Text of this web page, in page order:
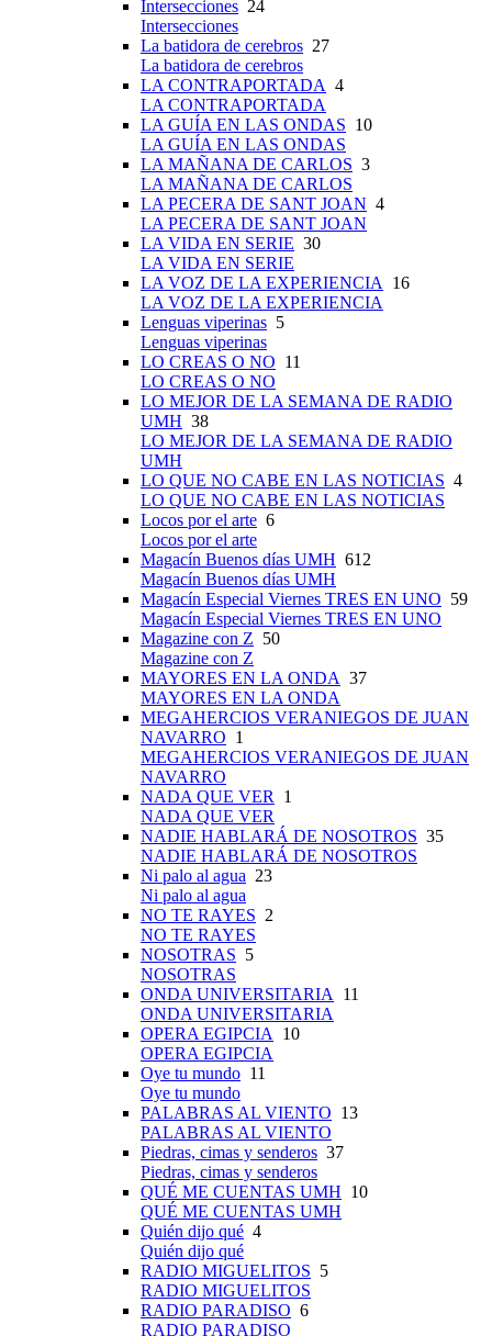
Intersecciones 24
Intersecciones
La batidora de cerebros 27
La batidora de cerebros
LA CONTRAPORTADA 4
LA CONTRAPORTADA
LA GUÍA EN LAS ONDAS 10
LA GUÍA EN LAS ONDAS
LA MAÑANA DE CARLOS 3
LA MAÑANA DE CARLOS
LA PECERA DE SANT JOAN 4
LA PECERA DE SANT JOAN
LA VIDA EN SERIE 30
LA VIDA EN SERIE
LA VOZ DE LA EXPERIENCIA 16
LA VOZ DE LA EXPERIENCIA
Lenguas viperinas 5
Lenguas viperinas
LO CREAS O NO 11
LO CREAS O NO
LO MEJOR DE LA SEMANA DE RADIO
UMH 38
LO MEJOR DE LA SEMANA DE RADIO
UMH
LO QUE NO CABE EN LAS NOTICIAS 4
LO QUE NO CABE EN LAS NOTICIAS
Locos por el arte 6
Locos por el arte
Magacín Buenos días UMH 612
Magacín Buenos días UMH
Magacín Especial Viernes TRES EN UNO 59
Magacín Especial Viernes TRES EN UNO
Magazine con Z 50
Magazine con Z
MAYORES EN LA ONDA 37
MAYORES EN LA ONDA
MEGAHERCIOS VERANIEGOS DE JUAN
NAVARRO 1
MEGAHERCIOS VERANIEGOS DE JUAN
NAVARRO
NADA QUE VER 1
NADA QUE VER
NADIE HABLARÁ DE NOSOTROS 35
NADIE HABLARÁ DE NOSOTROS
Ni palo al agua 23
Ni palo al agua
NO TE RAYES 2
NO TE RAYES
NOSOTRAS 5
NOSOTRAS
ONDA UNIVERSITARIA 11
ONDA UNIVERSITARIA
OPERA EGIPCIA 10
OPERA EGIPCIA
Oye tu mundo 11
Oye tu mundo
PALABRAS AL VIENTO 13
PALABRAS AL VIENTO
Piedras, cimas y senderos 37
Piedras, cimas y senderos
QUÉ ME CUENTAS UMH 10
QUÉ ME CUENTAS UMH
Quién dijo qué 4
Quién dijo qué
RADIO MIGUELITOS 5
RADIO MIGUELITOS
RADIO PARADISO 6
RADIO PARADISO